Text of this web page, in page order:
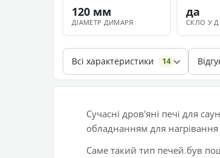
ДІАМЕТР ДИМАРЯ
120 мм
СКЛО У
да
Всі характеристики 14
Сучасні дров'яні печі для
обладнанням для нагрівання
Саме такий тип печей був